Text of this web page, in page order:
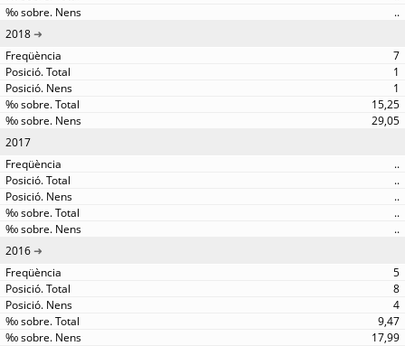
..
2018
7
1
1
15,25
29,05
2017
..
..
..
..
..
2016
5
8
4
9,47
17,99